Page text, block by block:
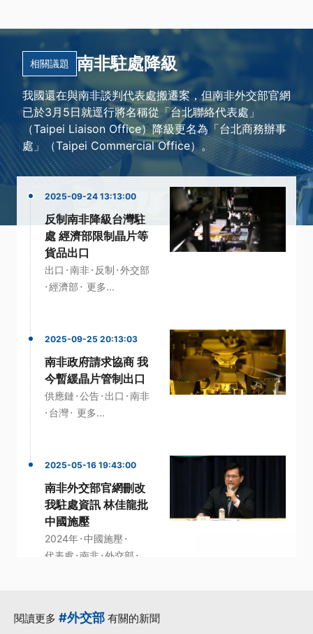
相關議題 南非駐處降級
我國還在與南非談判代表處搬遷案，但南非外交部官網
已於3月5日就逕行將名稱從「台北聯絡代表處」
（Taipei Liaison Office）降級更名為「台北商務辦事
處」（Taipei Commercial Office）。
2025-09-24 13:13:00
反制南非降級台灣駐
處 經濟部限制晶片等
貨品出口
出口 ·南非· 反制 ·外交部
·經濟部 · 更多...
2025-09-25 20:13:03
南非政府請求協商 我
今暫緩晶片管制出口
供應鏈 ·公告· 出口 ·南非
· 台灣· 更多...
2025-05-16 19:43:00
南非外交部官網刪改
我駐處資訊 林佳龍批
中國施壓
2024年·中國施壓 ·
代表處 ·南非 ·外交部 ·
閱讀更多 #外交部 有關的新聞